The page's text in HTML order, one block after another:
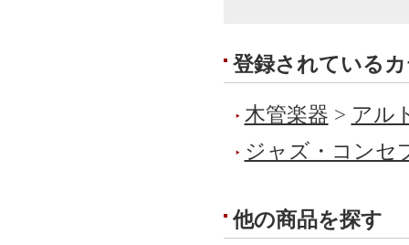
登録されている
木管楽器 > アル
ジャズ・コンセ
他の商品を探す